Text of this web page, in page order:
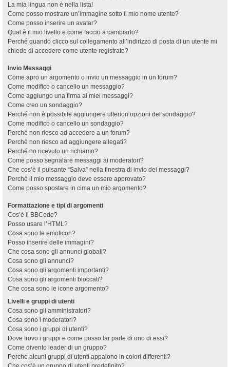
La mia lingua non è nella lista!
Come posso mostrare un’immagine sotto il mio nome utente?
Come posso inserire un avatar?
Qual è il mio livello e come faccio a cambiarlo?
Perché quando clicco sul collegamento all’indirizzo di posta di un utente mi
chiede di accedere come utente registrato?
Invio Messaggi
Come apro un argomento o invio un messaggio in un forum?
Come modifico o cancello un messaggio?
Come aggiungo una firma ai miei messaggi?
Come creo un sondaggio?
Perché non è possibile aggiungere ulteriori opzioni del sondaggio?
Come modifico o cancello un sondaggio?
Perché non riesco ad accedere a un forum?
Perché non riesco ad aggiungere allegati?
Perché ho ricevuto un richiamo?
Come posso segnalare messaggi ai moderatori?
Che cos’è il pulsante “Salva” nella finestra di invio dei messaggi?
Perché il mio messaggio deve essere approvato?
Come posso spostare in cima un mio argomento?
Formattazione e tipi di argomenti
Cos’è il BBCode?
Posso usare l’HTML?
Cosa sono le emoticon?
Posso inserire delle immagini?
Che cosa sono gli annunci globali?
Cosa sono gli annunci?
Cosa sono gli argomenti importanti?
Cosa sono gli argomenti bloccati?
Che cosa sono le icone argomento?
Livelli e gruppi di utenti
Cosa sono gli amministratori?
Cosa sono i moderatori?
Cosa sono i gruppi di utenti?
Dove trovo i gruppi e come posso far parte di uno di essi?
Come divento leader di un gruppo?
Perché alcuni gruppi di utenti appaiono in colori differenti?